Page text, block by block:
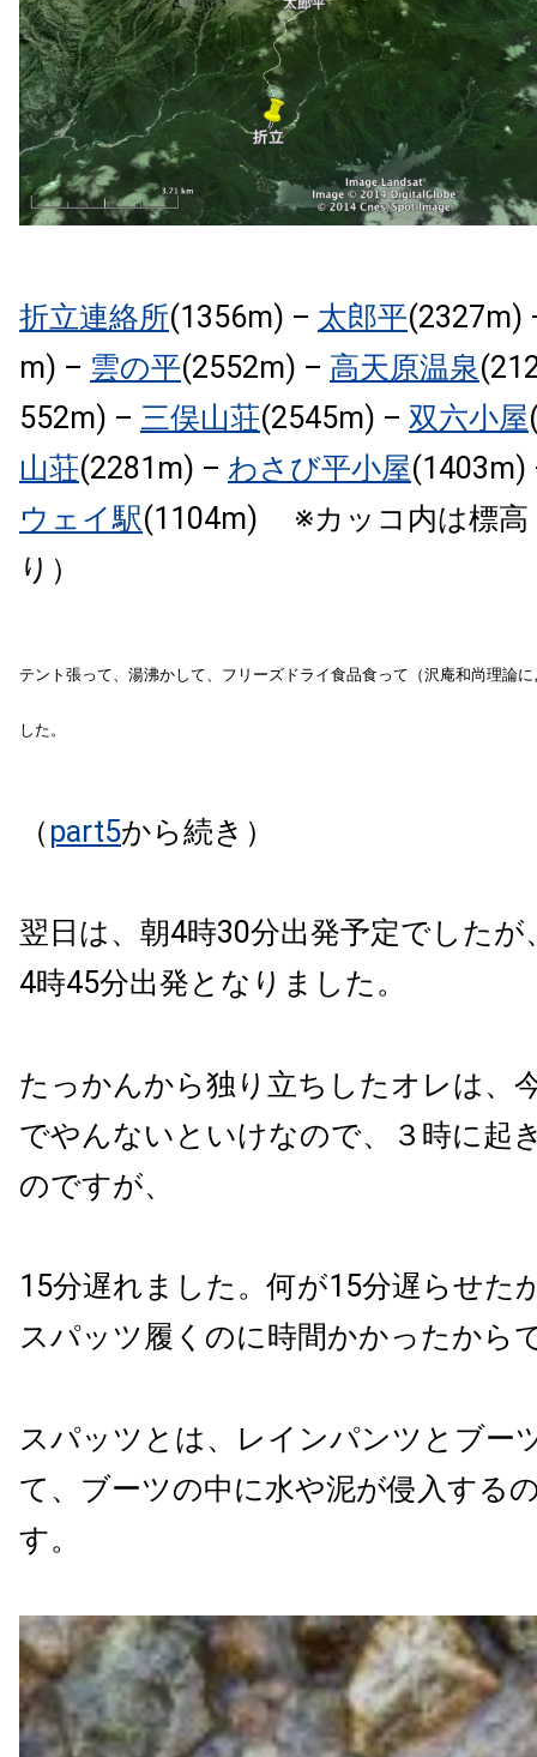
折立連絡所(1356m) – 太郎平(2327m)
m) – 雲の平(2552m) – 高天原温泉
552m) – 三俣山荘(2545m) – 双六小屋
山荘(2281m) – わさび平小屋
ウェイ駅(1104m) ※カッコ内は標高
り）
テント張って、湯沸かして、フリーズドライ食品食って（沢庵和尚理論
した。
（ part5から続き）
翌日は、朝4時30分出発予定でした
4時45分出発となりました。
たっかんから独り立ちしたオレは、
でやんないといけなので、３時に起
のですが、
15分遅れました。何が15分遅らせた
スパッツ履くのに時間かかったから
スパッツとは、レインパンツとブー
て、ブーツの中に水や泥が侵入する
す。